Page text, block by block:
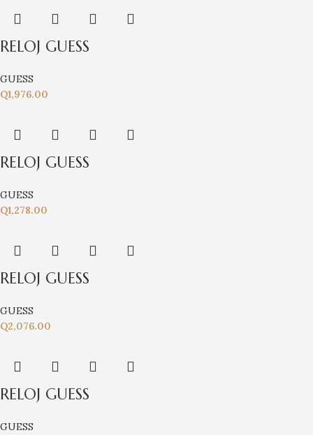
RELOJ GUESS
GUESS
Q1,976.00
RELOJ GUESS
GUESS
Q1,278.00
RELOJ GUESS
GUESS
Q2,076.00
RELOJ GUESS
GUESS